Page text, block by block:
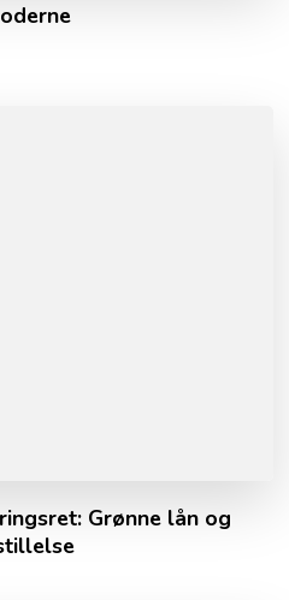
Grønne lån og